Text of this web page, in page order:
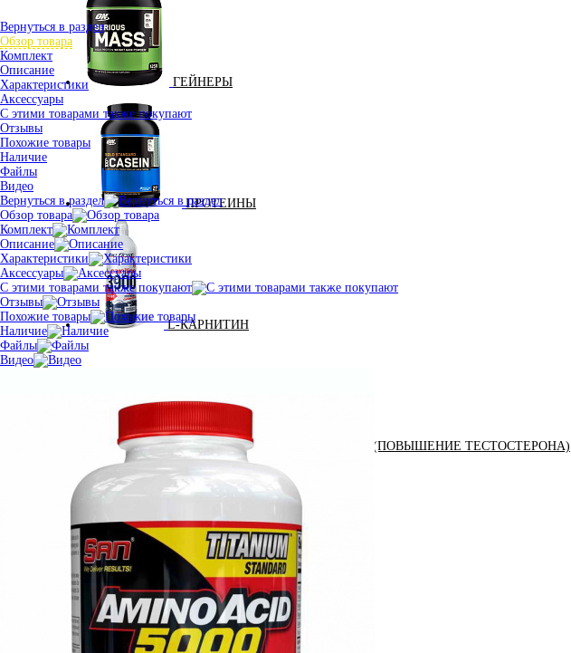
ГЕЙНЕРЫ
ПРОТЕИНЫ
L-КАРНИТИН
АНАБОЛИЧЕСКИЕ КОМПЛЕКСЫ(ПОВЫШЕНИЕ ТЕСТОСТЕРОНА)
АКСЕССУАРЫ
Вернуться в раздел
Обзор товара
Комплект
Описание
Характеристики
Аксессуары
С этими товарами также покупают
Отзывы
Похожие товары
Наличие
Файлы
Видео
Вернуться в раздел
Обзор товара
Комплект
Описание
Характеристики
Аксессуары
С этими товарами также покупают
Отзывы
Похожие товары
Наличие
Файлы
Видео